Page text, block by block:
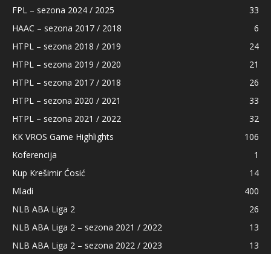
FPL – sezona 2024 / 2025
33
HAAC – sezona 2017 / 2018
6
HTPL – sezona 2018 / 2019
24
HTPL – sezona 2019 / 2020
21
HTPL – sezona 2017 / 2018
26
HTPL – sezona 2020 / 2021
33
HTPL – sezona 2021 / 2022
32
KK VROS Game Highlights
106
Koferencija
1
Kup Krešimir Ćosić
14
Mladi
400
NLB ABA Liga 2
26
NLB ABA Liga 2 – sezona 2021 / 2022
13
NLB ABA Liga 2 – sezona 2022 / 2023
13